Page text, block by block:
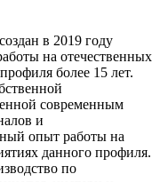
в 2019 году
на отечественных
более 15 лет.
современным
и
опыт работы на
данного профиля.
по